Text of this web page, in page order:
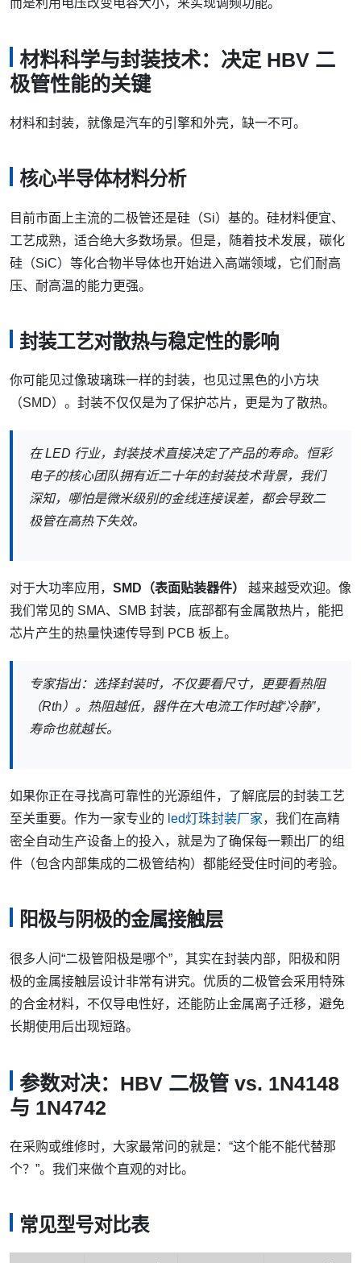
材料科学与封装技术：决定 HBV 二
极管性能的关键
材料和封装，就像是汽车的引擎和外壳，缺一不可。
核心半导体材料分析
目前市面上主流的二极管还是硅（Si）基的。硅材料便宜、
工艺成熟，适合绝大多数场景。但是，随着技术发展，碳化
硅（SiC）等化合物半导体也开始进入高端领域，它们耐高
压、耐高温的能力更强。
封装工艺对散热与稳定性的影响
你可能见过像玻璃珠一样的封装，也见过黑色的小方块
（SMD）。封装不仅仅是为了保护芯片，更是为了散热。
在 LED 行业，封装技术直接决定了产品的寿命。恒彩
电子的核心团队拥有近二十年的封装技术背景，我们
深知，哪怕是微米级别的金线连接误差，都会导致二
极管在高热下失效。
对于大功率应用， SMD（表面贴装器件）
越来越受欢迎。像
我们常见的 SMA、SMB 封装，底部都有金属散热片，能把
芯片产生的热量快速传导到 PCB 板上。
专家指出：选择封装时，不仅要看尺寸，更要看热阻
（Rth）。热阻越低，器件在大电流工作时越“冷静”，
寿命也就越长。
如果你正在寻找高可靠性的光源组件，了解底层的封装工艺
至关重要。作为一家专业的 led灯珠封装厂家，我们在高精
密全自动生产设备上的投入，就是为了确保每一颗出厂的组
件（包含内部集成的二极管结构）都能经受住时间的考验。
阳极与阴极的金属接触层
很多人问“二极管阳极是哪个”，其实在封装内部，阳极和阴
极的金属接触层设计非常有讲究。优质的二极管会采用特殊
的合金材料，不仅导电性好，还能防止金属离子迁移，避免
长期使用后出现短路。
参数对决：HBV 二极管 vs. 1N4148
与 1N4742
在采购或维修时，大家最常问的就是：“这个能不能代替那
个？”。我们来做个直观的对比。
常见型号对比表